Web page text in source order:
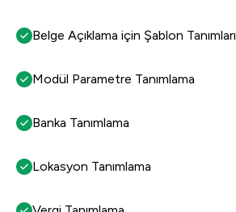
Belge Açıklama için Şablon Tanımları
Modül Parametre Tanımlama
Banka Tanımlama
Lokasyon Tanımlama